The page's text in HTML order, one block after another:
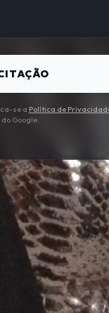
se a Política de
do Google.